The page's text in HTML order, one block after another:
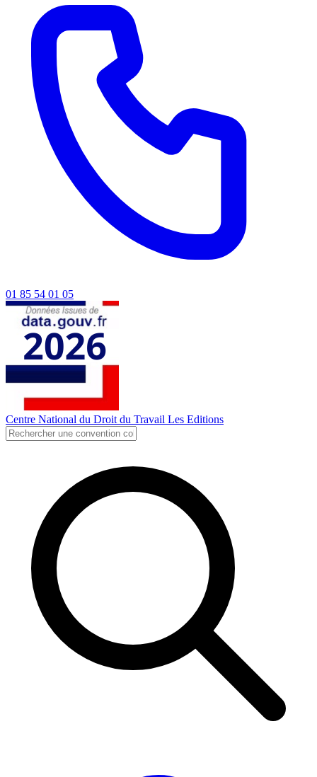
01 85 54 01 05
Centre National du Droit du Travail Les Editions